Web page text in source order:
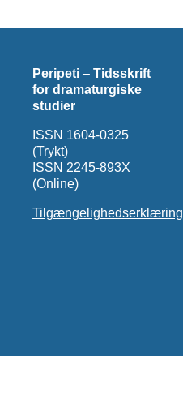
Peripeti ‒ Tidsskrift
for dramaturgiske
studier
ISSN 1604-0325
(Trykt)
ISSN 2245-893X
(Online)
Tilgængelighedserklæring